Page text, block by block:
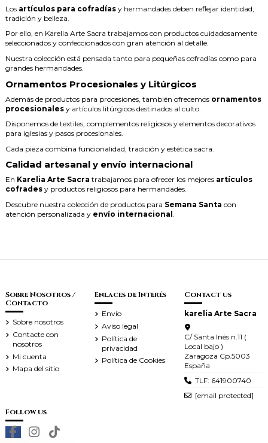
Los artículos para cofradías y hermandades deben reflejar identidad,
tradición y belleza.
Por ello, en Karelia Arte Sacra trabajamos con productos cuidadosamente
seleccionados y confeccionados con gran atención al detalle.
Nuestra colección está pensada tanto para pequeñas cofradías como para
grandes hermandades.
Ornamentos Procesionales y Litúrgicos
Además de productos para procesiones, también ofrecemos ornamentos
procesionales y artículos litúrgicos destinados al culto.
Disponemos de textiles, complementos religiosos y elementos decorativos
para iglesias y pasos procesionales.
Cada pieza combina funcionalidad, tradición y estética sacra.
Calidad artesanal y envío internacional
En Karelia Arte Sacra trabajamos para ofrecer los mejores artículos
cofrades y productos religiosos para hermandades.
Descubre nuestra colección de productos para Semana Santa con
atención personalizada y envío internacional
Sobre Nosotros /
Contacto
Sobre nosotros
Contacte con
nosotros
Mi cuenta
Mapa del sitio
Enlaces de Interés
Envío
Aviso legal
Política de
privacidad
Política de Cookies
Contact us
karelia Arte Sacra
C/ Santa Inés n.11 (
Local bajo )
Zaragoza Cp.5003
España
TLF: 641900740
[email protected]
Follow us